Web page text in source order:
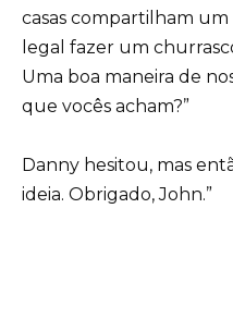
casas compartilham
legal fazer um
Uma boa maneira de
que vocês acham?”
Danny hesitou, mas
ideia. Obrigado, John.”